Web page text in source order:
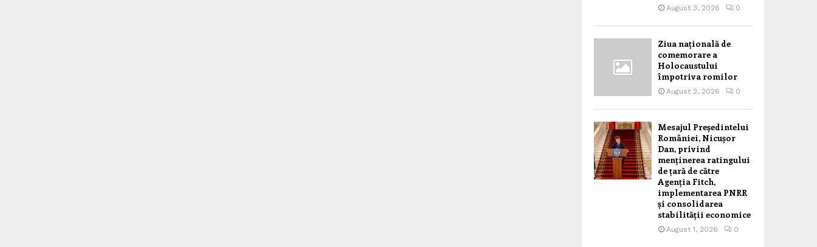
August 3, 2026 0
Ziua națională de
comemorare a
Holocaustului
împotriva romilor
August 2, 2026 0
Mesajul Președintelui
României, Nicușor
Dan, privind
menținerea ratingului
de țară de către
Agenția Fitch,
implementarea PNRR
și consolidarea
stabilității economice
August 1, 2026 0